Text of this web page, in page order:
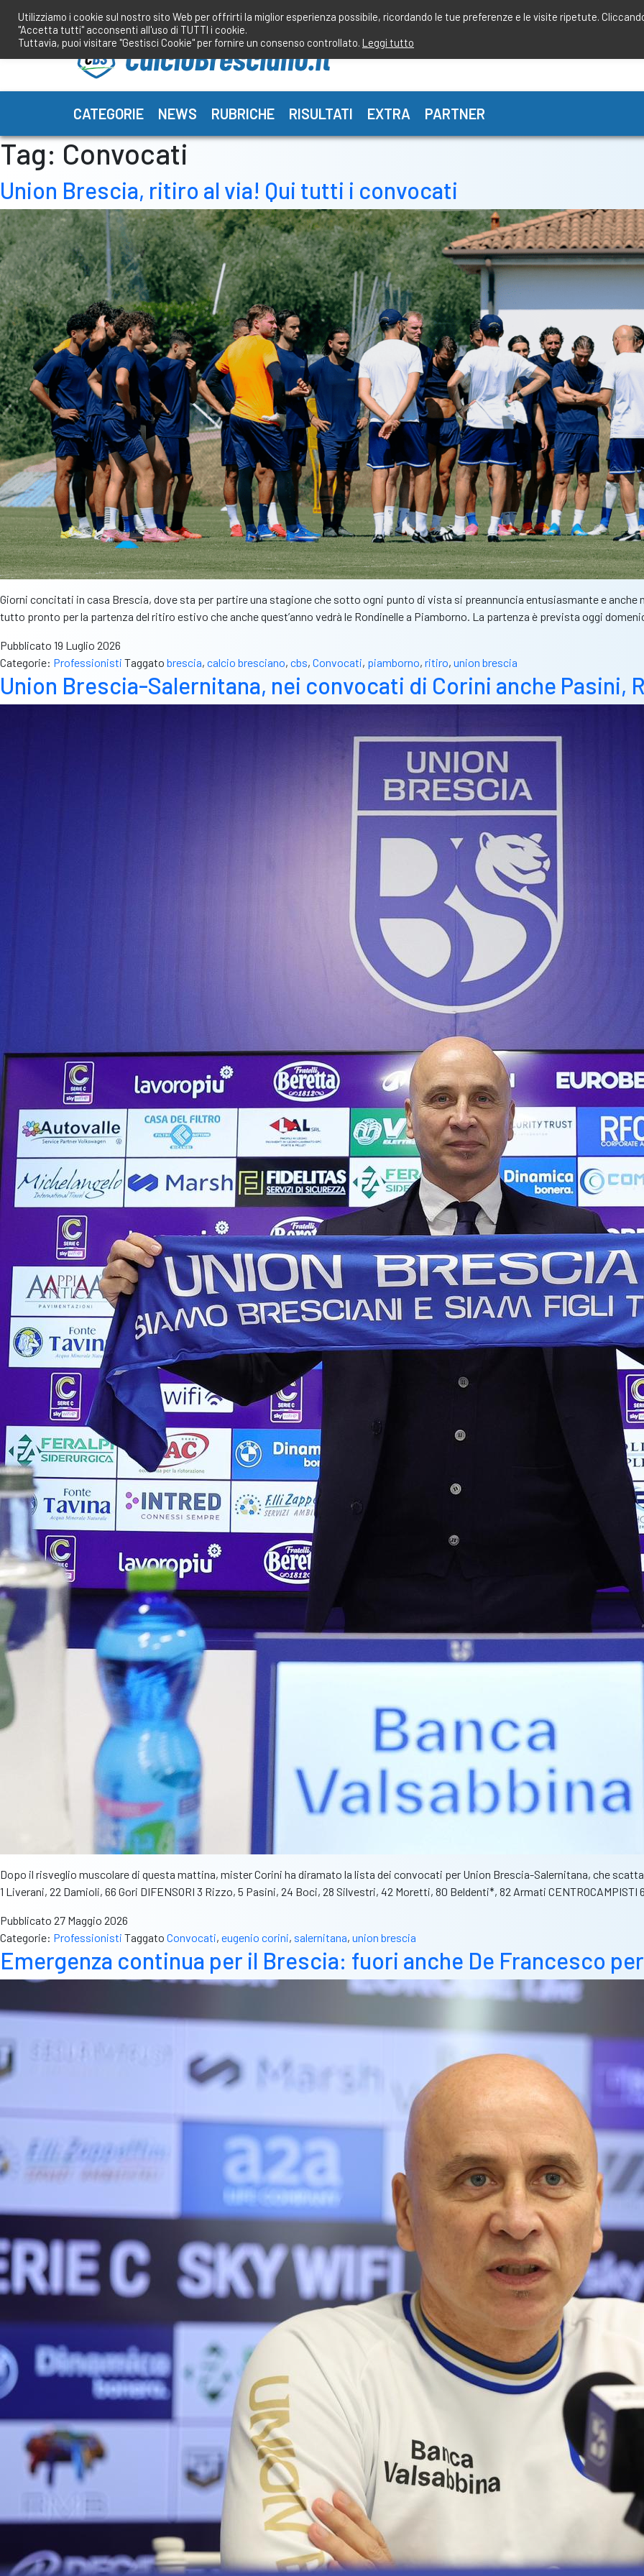
contenuto
CATEGORIE NEWS RUBRICHE RISULTATI EXTRA PARTNER
Tag: Convocati
Union Brescia, ritiro al via! Qui tutti i convocati
Giorni concitati in casa Brescia, dove sta per partire una stagione che sotto ogni punto di vista si preannuncia entusiasmante e
tutto pronto per la partenza del ritiro estivo che anche quest’anno vedrà le Rondinelle a Piamborno. La partenza è prevista oggi
Pubblicato 19 Luglio 2026
Categorie: Professionisti Taggato brescia, calcio bresciano, cbs, Convocati, piamborno, ritiro, union brescia
Union Brescia-Salernitana, nei convocati di Corini anche Pasini,
Dopo il risveglio muscolare di questa mattina, mister Corini ha diramato la lista dei convocati per Union Brescia-Salernitana, che
1 Liverani, 22 Damioli, 66 Gori DIFENSORI 3 Rizzo, 5 Pasini, 24 Boci, 28 Silvestri, 42 Moretti, 80 Beldenti*, 82 Armati
Pubblicato 27 Maggio 2026
Categorie: Professionisti Taggato Convocati, eugenio corini, salernitana, union brescia
Emergenza continua per il Brescia: fuori anche De Francesco
Utilizziamo i cookie sul nostro sito Web per offrirti la miglior esperienza possibile, ricordando le tue preferenze e le visite ripetute.
"Accetta tutti" acconsenti all'uso di TUTTI i cookie.
Tuttavia, puoi visitare "Gestisci Cookie" per fornire un consenso controllato. Leggi tutto